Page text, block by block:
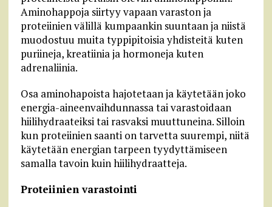
Aminohappoja siirtyy vapaan varaston ja
proteiinien välillä kumpaankin suuntaan ja niistä
muodostuu muita typpipitoisia yhdisteitä kuten
puriineja, kreatiinia ja hormoneja kuten
adrenaliinia.
Osa aminohapoista hajotetaan ja käytetään joko
energia-aineenvaihdunnassa tai varastoidaan
hiilihydraateiksi tai rasvaksi muuttuneina. Silloin
kun proteiinien saanti on tarvetta suurempi, niitä
käytetään energian tarpeen tyydyttämiseen
samalla tavoin kuin hiilihydraatteja.
Proteiinien varastointi